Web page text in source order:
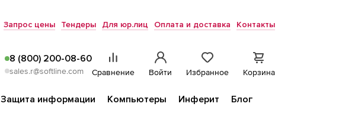
Запрос цены Тендеры Для юр.лиц Оплата и доставка Контакты
8 (800) 200-08-60
sales.r@softline.com Сравнение Войти Избранное Корзина
Защита информации Компьютеры Инферит
Блог